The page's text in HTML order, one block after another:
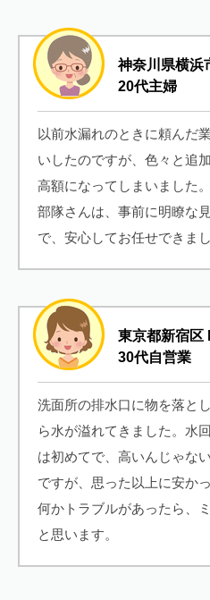
神奈川県横浜
20代主婦
以前水漏れのときに頼んだ
いしたのですが、色々と追
高額になってしまいました
部隊さんは、事前に明瞭な
で、安心してお任せできまし
東京都新宿区
30代自営業
洗面所の排水口に物を落と
ら水が溢れてきました。水
は初めてで、高いんじゃな
ですが、思った以上に安か
何かトラブルがあったら、
と思います。